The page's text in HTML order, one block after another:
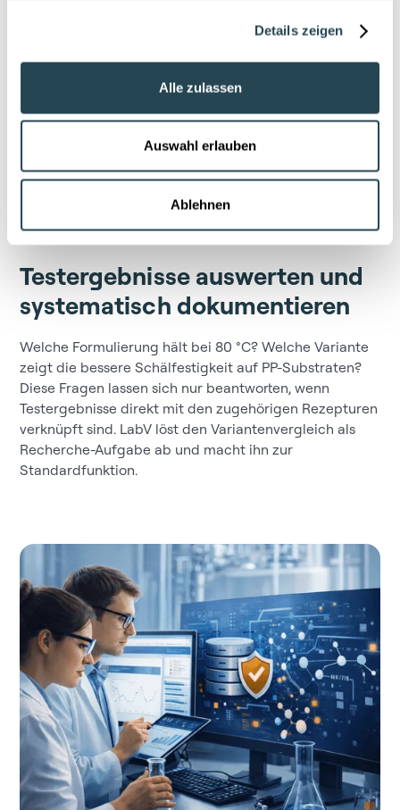
Details zeigen
Alle zulassen
Auswahl erlauben
Ablehnen
Testergebnisse auswerten und
systematisch dokumentieren
Welche Formulierung hält bei 80 °C? Welche Variante
zeigt die bessere Schälfestigkeit auf PP-Substraten?
Diese Fragen lassen sich nur beantworten, wenn
Testergebnisse direkt mit den zugehörigen Rezepturen
verknüpft sind. LabV löst den Variantenvergleich als
Recherche-Aufgabe ab und macht ihn zur
Standardfunktion.